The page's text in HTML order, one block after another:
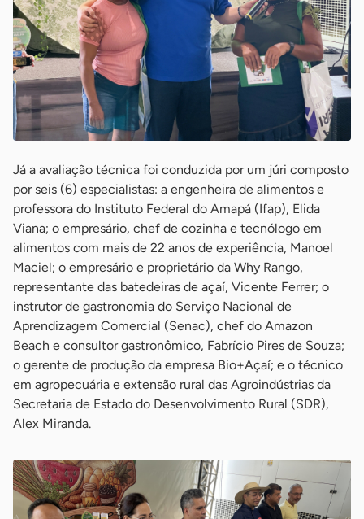
Já a avaliação técnica foi conduzida por um júri composto
por seis (6) especialistas: a engenheira de alimentos e
professora do Instituto Federal do Amapá (Ifap), Elida
Viana; o empresário, chef de cozinha e tecnólogo em
alimentos com mais de 22 anos de experiência, Manoel
Maciel; o empresário e proprietário da Why Rango,
representante das batedeiras de açaí, Vicente Ferrer; o
instrutor de gastronomia do Serviço Nacional de
Aprendizagem Comercial (Senac), chef do Amazon
Beach e consultor gastronômico, Fabrício Pires de Souza;
o gerente de produção da empresa Bio+Açaí; e o técnico
em agropecuária e extensão rural das Agroindústrias da
Secretaria de Estado do Desenvolvimento Rural (SDR),
Alex Miranda.